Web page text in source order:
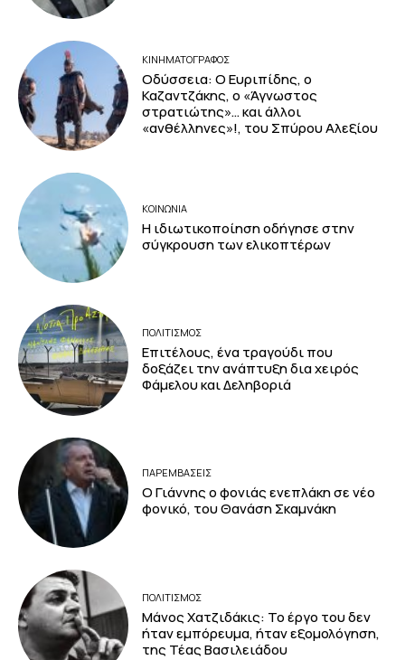
ΚΙΝΗΜΑΤΟΓΡΆΦΟΣ
Οδύσσεια: Ο Ευριπίδης, ο
Καζαντζάκης, ο «Άγνωστος
στρατιώτης»… και άλλοι
«ανθέλληνες»!, του Σπύρου Αλεξίου
ΚΟΙΝΩΝΙΑ
Η ιδιωτικοποίηση οδήγησε στην
σύγκρουση των ελικοπτέρων
ΠΟΛΙΤΙΣΜΟΣ
Επιτέλους, ένα τραγούδι που
δοξάζει την ανάπτυξη δια χειρός
Φάμελου και Δεληβοριά
ΠΑΡΕΜΒΑΣΕΙΣ
Ο Γιάννης ο φονιάς ενεπλάκη σε νέο
φονικό, του Θανάση Σκαμνάκη
ΠΟΛΙΤΙΣΜΟΣ
Μάνος Χατζιδάκις: Το έργο του δεν
ήταν εμπόρευμα, ήταν εξομολόγηση,
της Τέας Βασιλειάδου